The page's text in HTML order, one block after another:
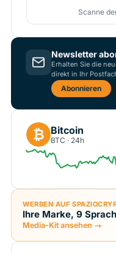
Scanne
Newsletter
Erhalten Sie die
direkt in Ihr
Abonnieren
₿ Bitcoin
BTC · 24h
WERBEN AUF
Ihre Marke, 9
Media-Kit ansehen →